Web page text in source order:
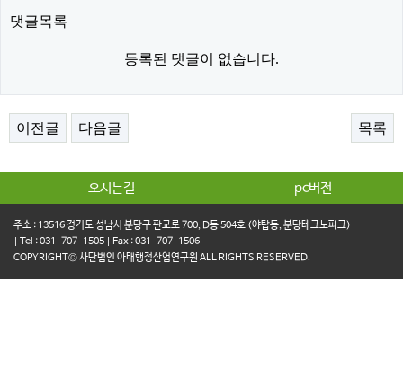
댓글목록
등록된 댓글이 없습니다.
이전글 다음글 목록
오시는길 pc버전
주소 : 13516 경기도 성남시 분당구 판교로 700, D동 504호 (야탑동, 분당테크노파크)
| Tel : 031-707-1505 | Fax : 031-707-1506
COPYRIGHT© 사단법인 아태행정산업연구원 ALL RIGHTS RESERVED.